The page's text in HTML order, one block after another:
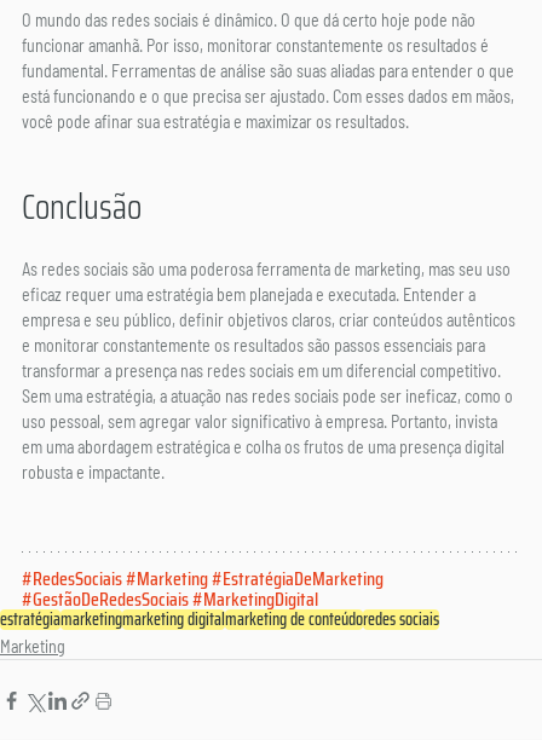
O mundo das redes sociais é dinâmico. O que dá certo hoje pode não
funcionar amanhã. Por isso, monitorar constantemente os resultados é
fundamental. Ferramentas de análise são suas aliadas para entender o que
está funcionando e o que precisa ser ajustado. Com esses dados em mãos,
você pode afinar sua estratégia e maximizar os resultados.
Conclusão
As redes sociais são uma poderosa ferramenta de marketing, mas seu uso
eficaz requer uma estratégia bem planejada e executada. Entender a
empresa e seu público, definir objetivos claros, criar conteúdos autênticos
e monitorar constantemente os resultados são passos essenciais para
transformar a presença nas redes sociais em um diferencial competitivo.
Sem uma estratégia, a atuação nas redes sociais pode ser ineficaz, como o
uso pessoal, sem agregar valor significativo à empresa. Portanto, invista
em uma abordagem estratégica e colha os frutos de uma presença digital
robusta e impactante.
#RedesSociais#Marketing#EstratégiaDeMarketing
#GestãoDeRedesSociais#MarketingDigital
estratégiamarketingmarketing digitalmarketing de conteúdoredes sociais
Marketing